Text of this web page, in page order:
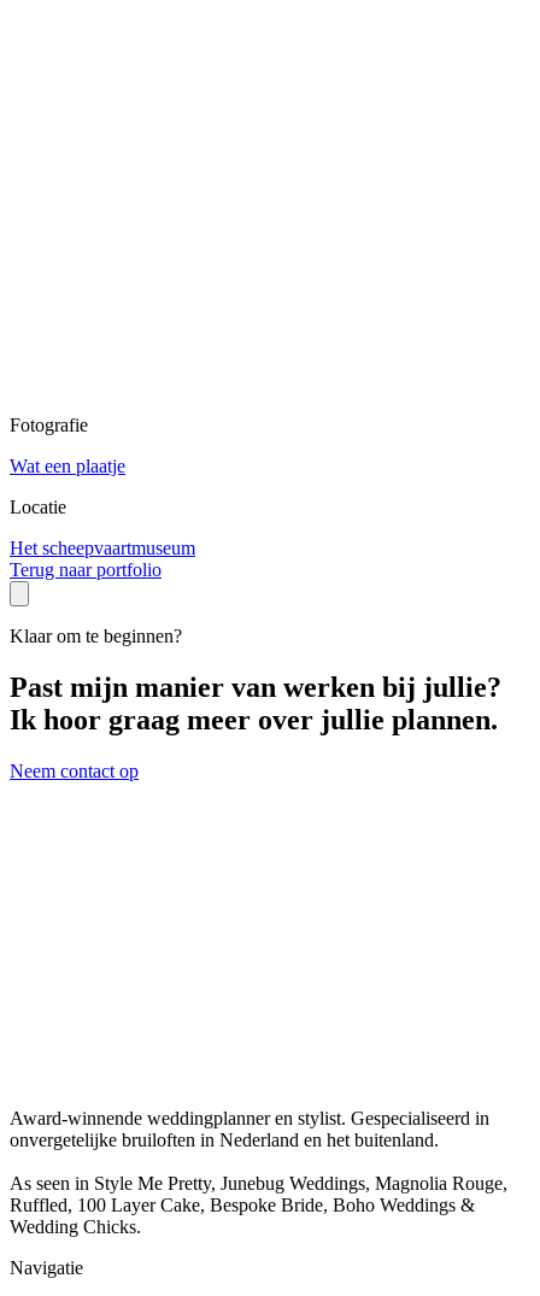
Fotografie
Wat een plaatje
Locatie
Het scheepvaartmuseum
Terug naar portfolio
Klaar om te beginnen?
Past mijn manier van werken bij jullie?
Ik hoor graag meer over jullie plannen.
Neem contact op
Award-winnende weddingplanner en stylist. Gespecialiseerd in
onvergetelijke bruiloften in Nederland en het buitenland.
As seen in Style Me Pretty, Junebug Weddings, Magnolia Rouge,
Ruffled, 100 Layer Cake, Bespoke Bride, Boho Weddings &
Wedding Chicks.
Navigatie